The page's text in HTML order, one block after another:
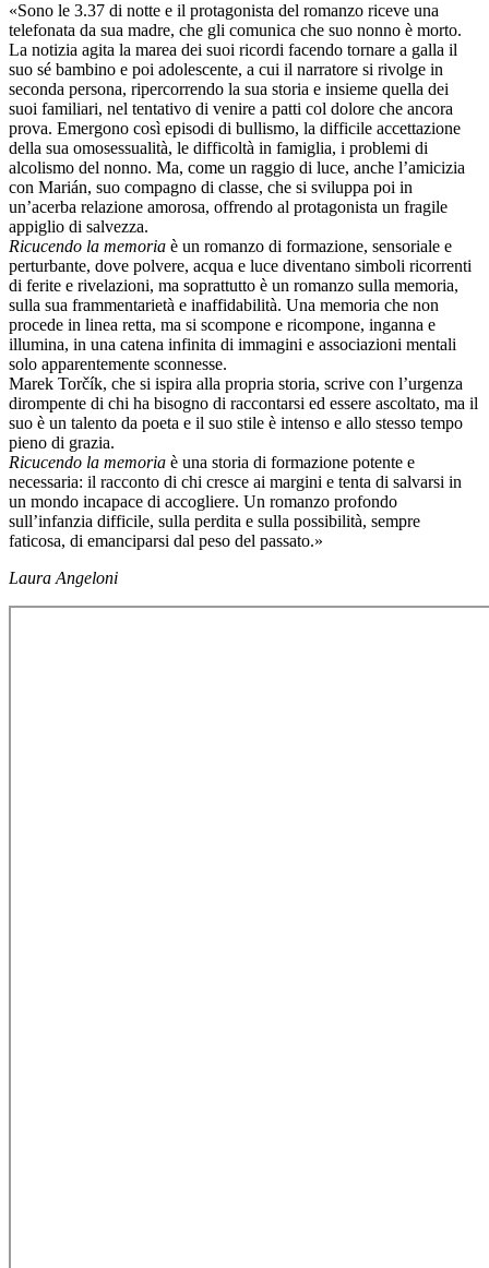
«Sono le 3.37 di notte e il protagonista del romanzo riceve una
telefonata da sua madre, che gli comunica che suo nonno è morto.
La notizia agita la marea dei suoi ricordi facendo tornare a galla il
suo sé bambino e poi adolescente, a cui il narratore si rivolge in
seconda persona, ripercorrendo la sua storia e insieme quella dei
suoi familiari, nel tentativo di venire a patti col dolore che ancora
prova. Emergono così episodi di bullismo, la difficile accettazione
della sua omosessualità, le difficoltà in famiglia, i problemi di
alcolismo del nonno. Ma, come un raggio di luce, anche l’amicizia
con Marián, suo compagno di classe, che si sviluppa poi in
un’acerba relazione amorosa, offrendo al protagonista un fragile
appiglio di salvezza.
Ricucendo la memoria è un romanzo di formazione, sensoriale e
perturbante, dove polvere, acqua e luce diventano simboli ricorrenti
di ferite e rivelazioni, ma soprattutto è un romanzo sulla memoria,
sulla sua frammentarietà e inaffidabilità. Una memoria che non
procede in linea retta, ma si scompone e ricompone, inganna e
illumina, in una catena infinita di immagini e associazioni mentali
solo apparentemente sconnesse.
Marek Torčík, che si ispira alla propria storia, scrive con l’urgenza
dirompente di chi ha bisogno di raccontarsi ed essere ascoltato, ma il
suo è un talento da poeta e il suo stile è intenso e allo stesso tempo
pieno di grazia.
Ricucendo la memoria è una storia di formazione potente e
necessaria: il racconto di chi cresce ai margini e tenta di salvarsi in
un mondo incapace di accogliere. Un romanzo profondo
sull’infanzia difficile, sulla perdita e sulla possibilità, sempre
faticosa, di emanciparsi dal peso del passato.»
Laura Angeloni